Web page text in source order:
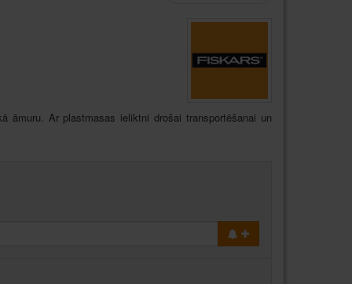
āmuru. Ar plastmasas ieliktni drošai transportēšanai un